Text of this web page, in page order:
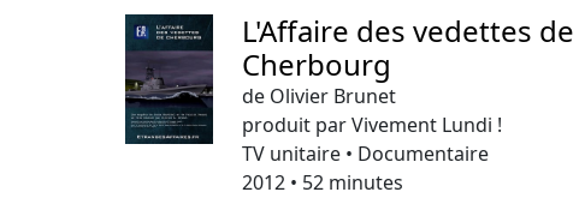
L'Affaire des vedettes de
Cherbourg
de Olivier Brunet
produit par Vivement Lundi !
TV unitaire • Documentaire
2012 • 52 minutes